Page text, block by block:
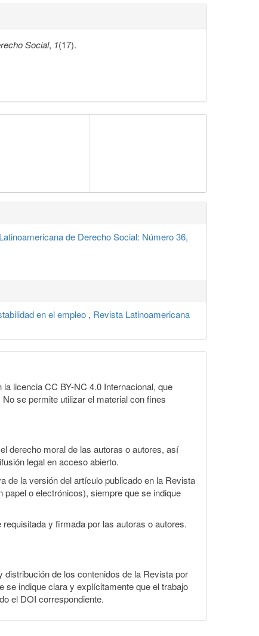
Social, 1(17).
de Derecho Social: Número 36,
en el empleo , Revista Latinoamericana
licencia CC BY-NC 4.0 Internacional, que
se permite utilizar el material con fines
derecho moral de las autoras o autores, así
legal en acceso abierto.
de la versión del artículo publicado en la Revista
o electrónicos), siempre que se indique
y firmada por las autoras o autores.
de los contenidos de la Revista por
se indique clara y explícitamente que el trabajo
el DOI correspondiente.